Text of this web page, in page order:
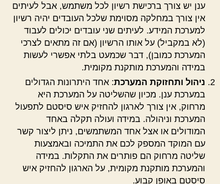
ענן יש צורך ברכישת רשיון לכל משתמש, אבל לעיתים
אין צורך במחלקה מסוימת שלכל העובדים יהיה רשיון
למערכת המידע. לעיתים שני עובדים יכולים לעבוד
(לא במקביל) על אותו הרשיון (אם זה מתאים לצרכי
המערכת כמובן), דבר שכמעט בלתי אפשרי לעשות
במידה והמערכת מותקנת מקומית.
ניהול ותחזוקת המערכת: אחד היתרונות הגדולים
במערכת ענן. מכיון שהשליטה על המערכת היא
מרחוק, אין צורך לארגון להחזיק איש סיסטם לתפעול
המערכת וניהולה. במידה ועולה תקלה באחד
המודולים או אצל אחד המשתמשים, ניתן ליצור קשר
עם המוקד המספק לכם את התמיכה ובאמצעות
שליטה מרחוק הם פותרים את התקלות. במידה
והמערכת מותקנת מקומית, על הארגון להחזיק איש
סיסטם באופן קבוע.